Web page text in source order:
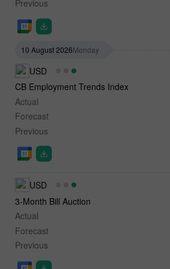
Previous
10 August 2026Monday
USD
CB Employment Trends Index
Actual
Forecast
Previous
USD
3-Month Bill Auction
Actual
Forecast
Previous